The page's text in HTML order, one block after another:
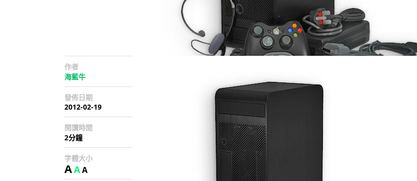
作者
海藍牛
發佈日期
2012-02-19
閱讀時間
2分鐘
字體大小
AAA